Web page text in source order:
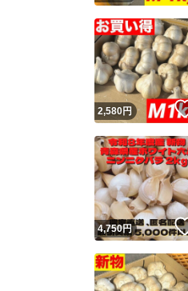
2,580円
4,750円